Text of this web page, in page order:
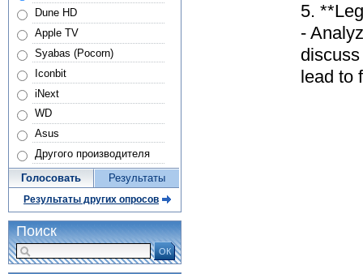
5.
-
lead to
Dune HD
Apple TV
Syabas (Pocorn)
Iconbit
iNext
WD
Asus
Другого производителя
Голосовать Результаты
Результаты других опросов
Поиск
ОК